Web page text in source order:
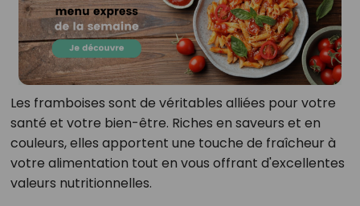
Les framboises sont de véritables alliées pour votre
santé et votre bien-être. Riches en saveurs et en
couleurs, elles apportent une touche de fraîcheur à
votre alimentation tout en vous offrant d'excellentes
valeurs nutritionnelles.